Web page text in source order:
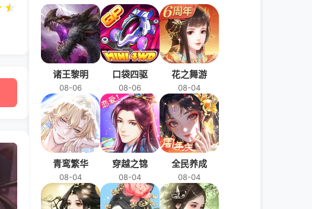
诸王黎明
08-06
口袋四驱
08-06
花之舞游
08-04
青鸾繁华
08-04
穿越之锦
08-04
全民养成
08-04